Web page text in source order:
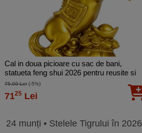
Cal in doua picioare cu sac de bani,
statueta feng shui 2026 pentru reusite si
bogăție, auriu
75,00 Lei (-5%)
7125 Lei
24 munți • Stelele Tigrului în 2026